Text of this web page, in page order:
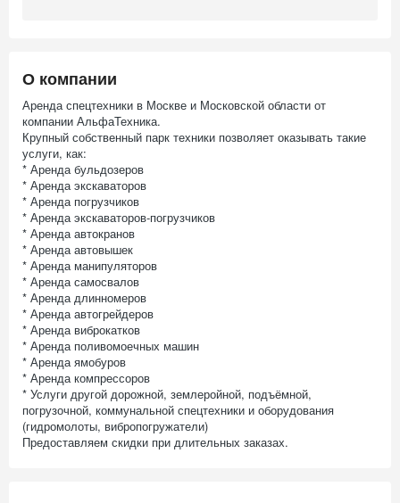
О компании
Аренда спецтехники в Москве и Московской области от
компании АльфаТехника.
Крупный собственный парк техники позволяет оказывать такие
услуги, как:
* Аренда бульдозеров
* Аренда экскаваторов
* Аренда погрузчиков
* Аренда экскаваторов-погрузчиков
* Аренда автокранов
* Аренда автовышек
* Аренда манипуляторов
* Аренда самосвалов
* Аренда длинномеров
* Аренда автогрейдеров
* Аренда виброкатков
* Аренда поливомоечных машин
* Аренда ямобуров
* Аренда компрессоров
* Услуги другой дорожной, землеройной, подъёмной,
погрузочной, коммунальной спецтехники и оборудования
(гидромолоты, вибропогружатели)
Предоставляем скидки при длительных заказах.